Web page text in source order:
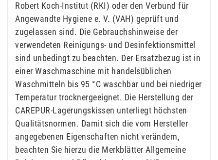
Robert Koch-Institut (RKI) oder den Verbund für
Angewandte Hygiene e. V. (VAH) geprüft und
zugelassen sind. Die Gebrauchshinweise der
verwendeten Reinigungs- und Desinfektionsmittel
sind unbedingt zu beachten. Der Ersatzbezug ist in
einer Waschmaschine mit handelsüblichen
Waschmitteln bis 95 °C waschbar und bei niedriger
Temperatur trocknergeeignet. Die Herstellung der
CAREPUR-Lagerungskissen unterliegt höchsten
Qualitätsnormen. Damit sich die vom Hersteller
angegebenen Eigenschaften nicht verändern,
beachten Sie hierzu die Merkblätter Allgemeine